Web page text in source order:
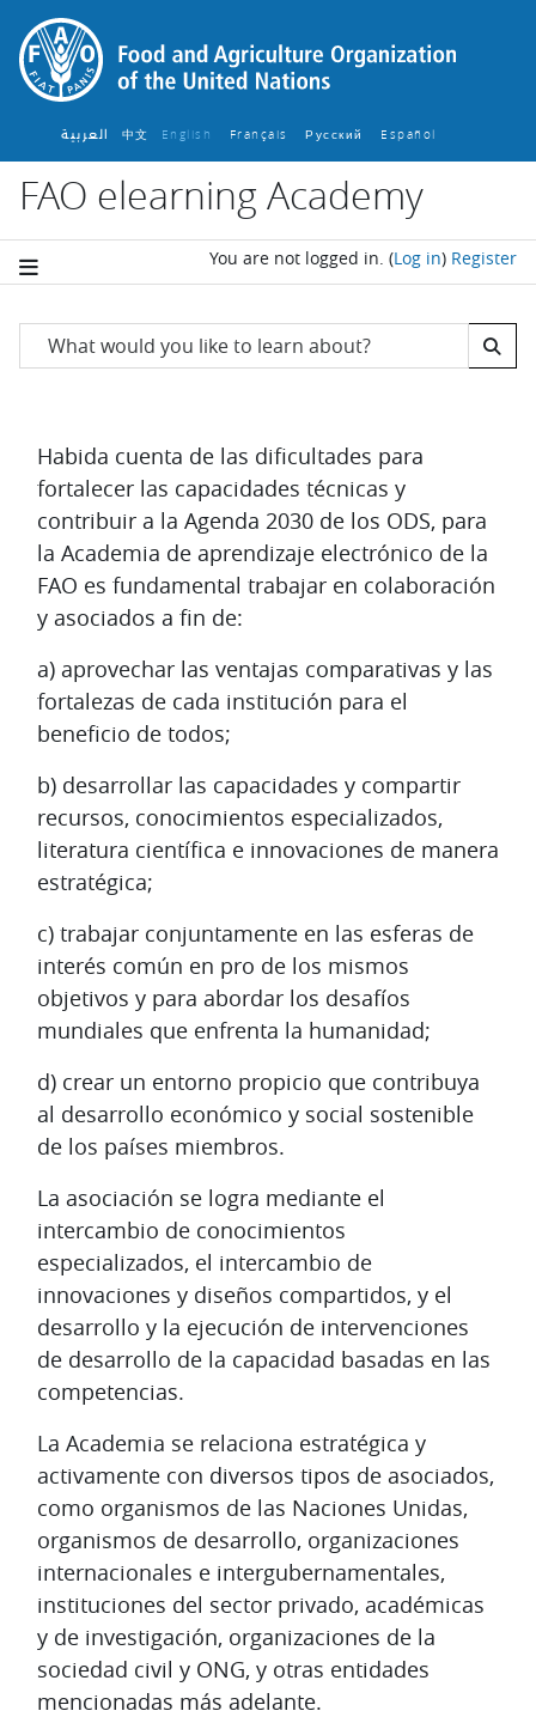
Skip to main content
العربية 中文 English ‎ Français ‎ Русский ‎ Español ‎
FAO elearning Academy
You are not logged in. (Log in) Register
Blocks
Skip FAO Search
Asociados
Habida cuenta de las dificultades para
fortalecer las capacidades técnicas y
contribuir a la Agenda 2030 de los ODS, para
la Academia de aprendizaje electrónico de la
FAO es fundamental trabajar en colaboración
y asociados a fin de:
a) aprovechar las ventajas comparativas y las
fortalezas de cada institución para el
beneficio de todos;
b) desarrollar las capacidades y compartir
recursos, conocimientos especializados,
literatura científica e innovaciones de manera
estratégica;
c) trabajar conjuntamente en las esferas de
interés común en pro de los mismos
objetivos y para abordar los desafíos
mundiales que enfrenta la humanidad;
d) crear un entorno propicio que contribuya
al desarrollo económico y social sostenible
de los países miembros.
La asociación se logra mediante el
intercambio de conocimientos
especializados, el intercambio de
innovaciones y diseños compartidos, y el
desarrollo y la ejecución de intervenciones
de desarrollo de la capacidad basadas en las
competencias.
La Academia se relaciona estratégica y
activamente con diversos tipos de asociados,
como organismos de las Naciones Unidas,
organismos de desarrollo, organizaciones
internacionales e intergubernamentales,
instituciones del sector privado, académicas
y de investigación, organizaciones de la
sociedad civil y ONG, y otras entidades
mencionadas más adelante.